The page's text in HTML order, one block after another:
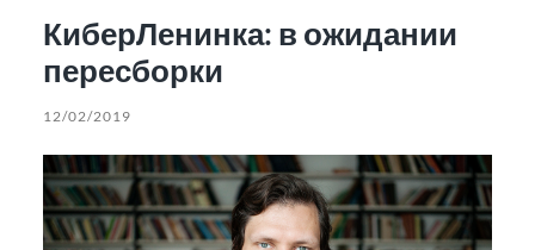
КиберЛенинка: в ожидании
пересборки
12/02/2019